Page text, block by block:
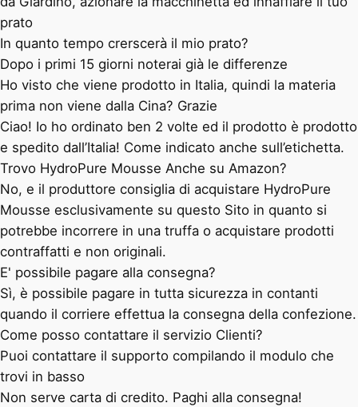
prato
In quanto tempo crerscerà il mio prato?
Dopo i primi 15 giorni noterai già le differenze
Ho visto che viene prodotto in Italia, quindi la materia
prima non viene dalla Cina? Grazie
Ciao! Io ho ordinato ben 2 volte ed il prodotto è prodotto
e spedito dall’Italia! Come indicato anche sull’etichetta.
Trovo HydroPure Mousse Anche su Amazon?
No, e il produttore consiglia di acquistare HydroPure
Mousse esclusivamente su questo Sito in quanto si
potrebbe incorrere in una truffa o acquistare prodotti
contraffatti e non originali.
E' possibile pagare alla consegna?
Sì, è possibile pagare in tutta sicurezza in contanti
quando il corriere effettua la consegna della confezione.
Come posso contattare il servizio Clienti?
Puoi contattare il supporto compilando il modulo che
trovi in basso
Non serve carta di credito. Paghi alla consegna!